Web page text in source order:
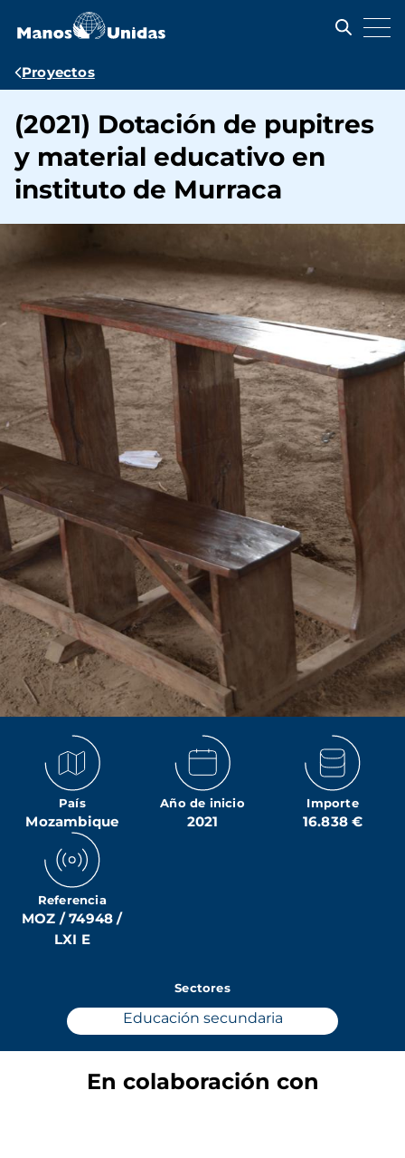
contenido
Ruta
navegación
Proyectos
(2021) Dotación de pupitres
y material educativo en
instituto de Murraca
País
Mozambique
Año de inicio
2021
Importe
16.838 €
Referencia
MOZ / 74948 /
LXI E
Sectores
Educación secundaria
En colaboración con